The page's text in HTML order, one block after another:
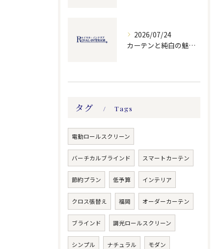
2026/07/24
カーテンと純白の魅力を活かす福岡県北九州市小倉北区の選び方と採寸のポイント
タグ Tags
電動ロールスクリーン
バーチカルブラインド スマートカーテン
節約プラン 低予算 インテリア
クロス張替え 福岡 オーダーカーテン
ブラインド 調光ロールスクリーン
シンプル ナチュラル モダン